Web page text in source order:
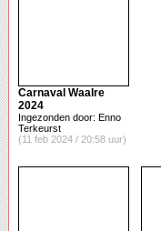
Carnaval Waalre
2024
Ingezonden door: Enno
Terkeurst
(11 feb 2024 / 20:58 uur)